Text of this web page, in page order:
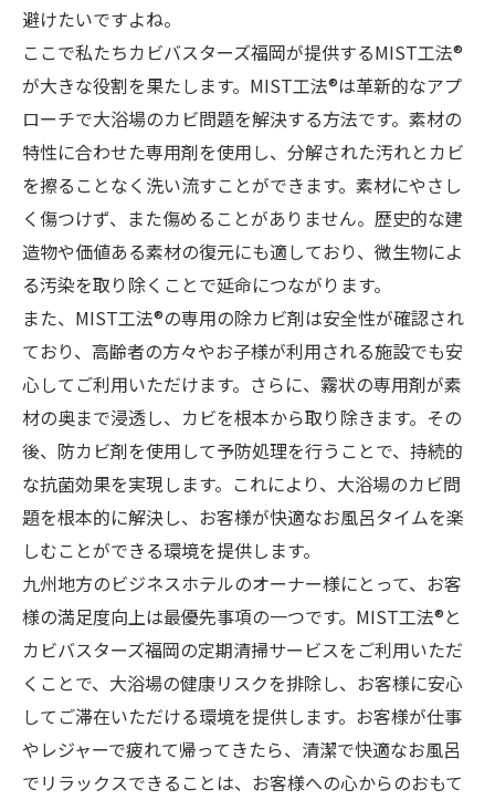
避けたいですよね。
ここで私たちカビバスターズ福岡が提供するMIST工法®
が大きな役割を果たします。MIST工法®は革新的なアプ
ローチで大浴場のカビ問題を解決する方法です。素材の
特性に合わせた専用剤を使用し、分解された汚れとカビ
を擦ることなく洗い流すことができます。素材にやさし
く傷つけず、また傷めることがありません。歴史的な建
造物や価値ある素材の復元にも適しており、微生物によ
る汚染を取り除くことで延命につながります。
また、MIST工法®の専用の除カビ剤は安全性が確認され
ており、高齢者の方々やお子様が利用される施設でも安
心してご利用いただけます。さらに、霧状の専用剤が素
材の奥まで浸透し、カビを根本から取り除きます。その
後、防カビ剤を使用して予防処理を行うことで、持続的
な抗菌効果を実現します。これにより、大浴場のカビ問
題を根本的に解決し、お客様が快適なお風呂タイムを楽
しむことができる環境を提供します。
九州地方のビジネスホテルのオーナー様にとって、お客
様の満足度向上は最優先事項の一つです。MIST工法®と
カビバスターズ福岡の定期清掃サービスをご利用いただ
くことで、大浴場の健康リスクを排除し、お客様に安心
してご滞在いただける環境を提供します。お客様が仕事
やレジャーで疲れて帰ってきたら、清潔で快適なお風呂
でリラックスできることは、お客様への心からのおもて